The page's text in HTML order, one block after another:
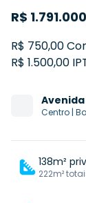
R$
R$ 750,00
R$ 1.500,00
Avenida
Centro |
138m²
222m²